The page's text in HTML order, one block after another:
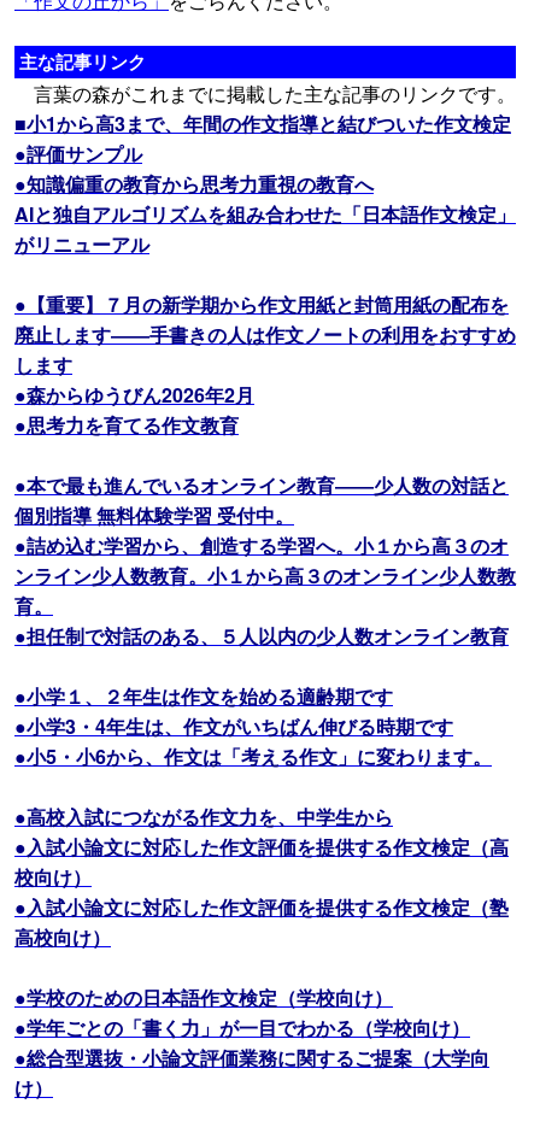
主な記事リンク
言葉の森がこれまでに掲載した主な記事のリンクです。
■小1から高3まで、年間の作文指導と結びついた作文検定
●評価サンプル
●知識偏重の教育から思考力重視の教育へ
AIと独自アルゴリズムを組み合わせた「日本語作文検定」
がリニューアル
●【重要】７月の新学期から作文用紙と封筒用紙の配布を
廃止します――手書きの人は作文ノートの利用をおすすめ
します
●森からゆうびん2026年2月
●思考力を育てる作文教育
●本で最も進んでいるオンライン教育――少人数の対話と
個別指導 無料体験学習 受付中。
●詰め込む学習から、創造する学習へ。小１から高３のオ
ンライン少人数教育。小１から高３のオンライン少人数教
育。
●担任制で対話のある、５人以内の少人数オンライン教育
●小学１、２年生は作文を始める適齢期です
●小学3・4年生は、作文がいちばん伸びる時期です
●小5・小6から、作文は「考える作文」に変わります。
●高校入試につながる作文力を、中学生から
●入試小論文に対応した作文評価を提供する作文検定（高
校向け）
●入試小論文に対応した作文評価を提供する作文検定（塾
高校向け）
●学校のための日本語作文検定（学校向け）
●学年ごとの「書く力」が一目でわかる（学校向け）
●総合型選抜・小論文評価業務に関するご提案（大学向
け）